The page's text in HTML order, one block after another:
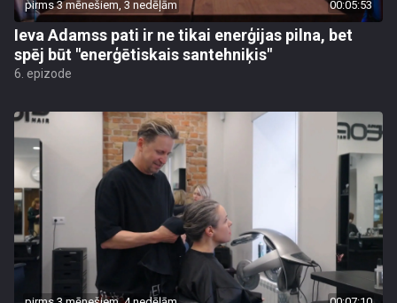
pirms 3 mēnešiem, 3 nedēļām 00:05:53
Ieva Adamss pati ir ne tikai enerģijas pilna, bet
spēj būt "enerģētiskais santehniķis"
6. epizode